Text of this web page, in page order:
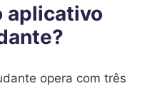
aplicativo
opera com três